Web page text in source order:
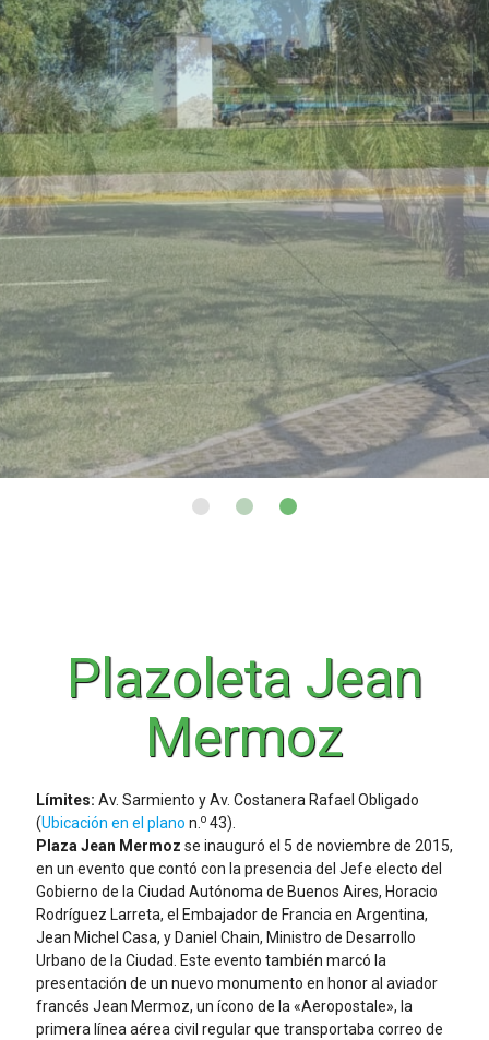
Plazoleta Jean
Mermoz
Límites: Av. Sarmiento y Av. Costanera Rafael Obligado
(Ubicación en el plano n. o43).
Plaza Jean Mermoz se inauguró el 5 de noviembre de 2015,
en un evento que contó con la presencia del Jefe electo del
Gobierno de la Ciudad Autónoma de Buenos Aires, Horacio
Rodríguez Larreta, el Embajador de Francia en Argentina,
Jean Michel Casa, y Daniel Chain, Ministro de Desarrollo
Urbano de la Ciudad. Este evento también marcó la
presentación de un nuevo monumento en honor al aviador
francés Jean Mermoz, un ícono de la «Aeropostale», la
primera línea aérea civil regular que transportaba correo de